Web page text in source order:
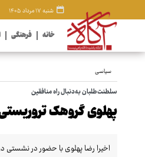
شنبه ۱۷ مرداد ۱۴۰۵
خانه فرهنگی
سیاسی
سلطنت‌طلبان به‌دنبال راه منافقین
پهلوی گروهک
اخیرا رضا پهلوی با حضور در نشستی